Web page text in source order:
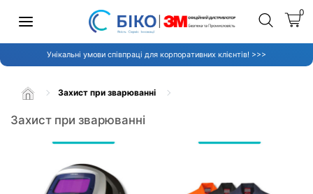
0
Унікальні умови співпраці для корпоративних клієнтів! >>>
Захист при зварюванні
Захист при зварюванні